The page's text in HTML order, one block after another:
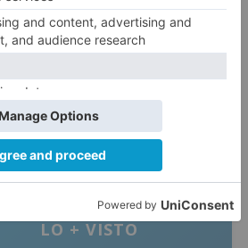
para todos". No lo dudes,
con tus horas de estudio
necesaria para este
fondos
LO + VISTO